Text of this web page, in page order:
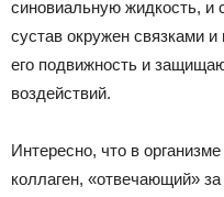
синовиальную жидкость, и
сустав окружен связками
его подвижность и
воздействий.
Интересно, что в
коллаген, «отвечающий»